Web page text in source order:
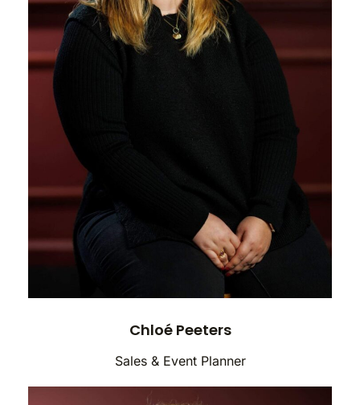
Chloé Peeters
Sales & Event Planner